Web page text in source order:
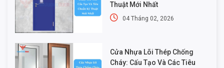
Thuật Mới Nhất
04 Tháng 02, 2026
Cửa Nhựa Lõi Thép Chống
Cháy: Cấu Tạo Và Các Tiêu